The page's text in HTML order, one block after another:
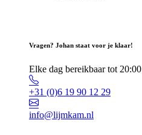
Vragen? Johan staat voor je klaar!
Elke dag bereikbaar tot 20:00
+31 (0)6 19 90 12 29
info@lijmkam.nl